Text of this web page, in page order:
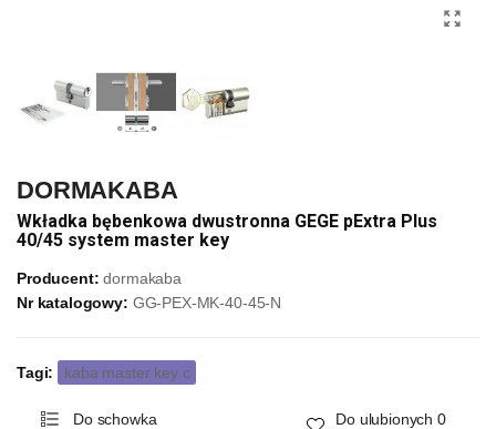
DORMAKABA
Wkładka bębenkowa dwustronna GEGE pExtra Plus
40/45 system master key
Producent: dormakaba
Nr katalogowy: GG-PEX-MK-40-45-N
Tagi: kaba master key c
Do schowka Do ulubionych 0